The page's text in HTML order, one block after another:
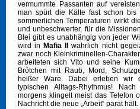
vermummte Passanten auf
man spürt die Kälte fast schon bis
sommerlichen Temperaturen wirkt
und unbeschwerter, für die
Blei gibt es unabhängig von jeder
wird in Mafia II
wahrlich nicht
zwar noch Kleinkriminellen-
arbeiteten sich Vito und seine
Brötchen mit Raub, Mord,
heißer Ware. Dabei erleben wir
typischen Alltags-Rhythmus!
morgens klingelt meist das Telefon
Nachricht die neue „Arbeit“ parat hält.